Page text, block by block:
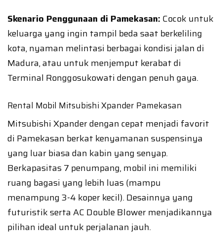
Skenario Penggunaan di Pamekasan: Cocok untuk
keluarga yang ingin tampil beda saat berkeliling
kota, nyaman melintasi berbagai kondisi jalan di
Madura, atau untuk menjemput kerabat di
Terminal Ronggosukowati dengan penuh gaya.
Rental Mobil Mitsubishi Xpander Pamekasan
Mitsubishi Xpander dengan cepat menjadi favorit
di Pamekasan berkat kenyamanan suspensinya
yang luar biasa dan kabin yang senyap.
Berkapasitas 7 penumpang, mobil ini memiliki
ruang bagasi yang lebih luas (mampu
menampung 3-4 koper kecil). Desainnya yang
futuristik serta AC Double Blower menjadikannya
pilihan ideal untuk perjalanan jauh.